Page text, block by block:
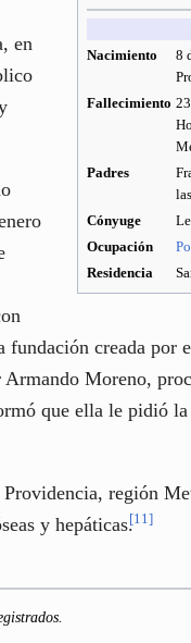
Nacimiento
8
Fallecimiento
Padres
Cónyuge
Ocupación
Residencia
en
fundación creada
Moreno,
que ella le pidió
región
y hepáticas.[11]